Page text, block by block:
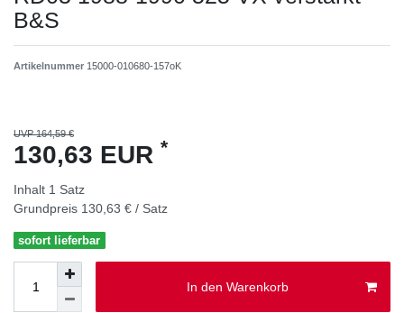
B&S
Artikelnummer 15000-010680-157oK
UVP 164,59 €
130,63 EUR *
Inhalt 1 Satz
Grundpreis 130,63 € / Satz
sofort lieferbar
In den Warenkorb